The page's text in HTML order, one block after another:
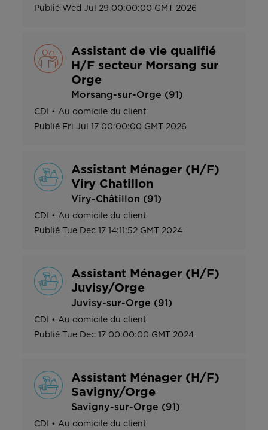
Publié Wed Jul 29 00:00:00 GMT 2026
Assistant de vie qualifié
H/F secteur Morsang sur
Orge
Morsang-sur-Orge (91)
CDI • Au domicile du client
Publié Fri Jul 17 00:00:00 GMT 2026
Assistant Ménager (H/F)
Viry Chatillon
Viry-Châtillon (91)
CDI • Au domicile du client
Publié Tue Dec 17 14:11:52 GMT 2024
Assistant Ménager (H/F)
Juvisy/Orge
Juvisy-sur-Orge (91)
CDI • Au domicile du client
Publié Tue Dec 17 00:00:00 GMT 2024
Assistant Ménager (H/F)
Savigny/Orge
Savigny-sur-Orge (91)
CDI • Au domicile du client